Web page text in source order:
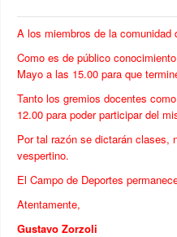
A los miembros de la comunidad
Como es de público
Mayo a las 15.00 para que
Tanto los gremios docentes
12.00 para poder participar del
Por tal razón se dictarán clases,
vespertino.
El Campo de Deportes
Atentamente,
Gustavo Zorzoli